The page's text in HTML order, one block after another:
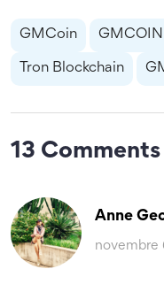
GMCoin GMCOIN
Tron Blockchain
13 Comments
Anne
novembre